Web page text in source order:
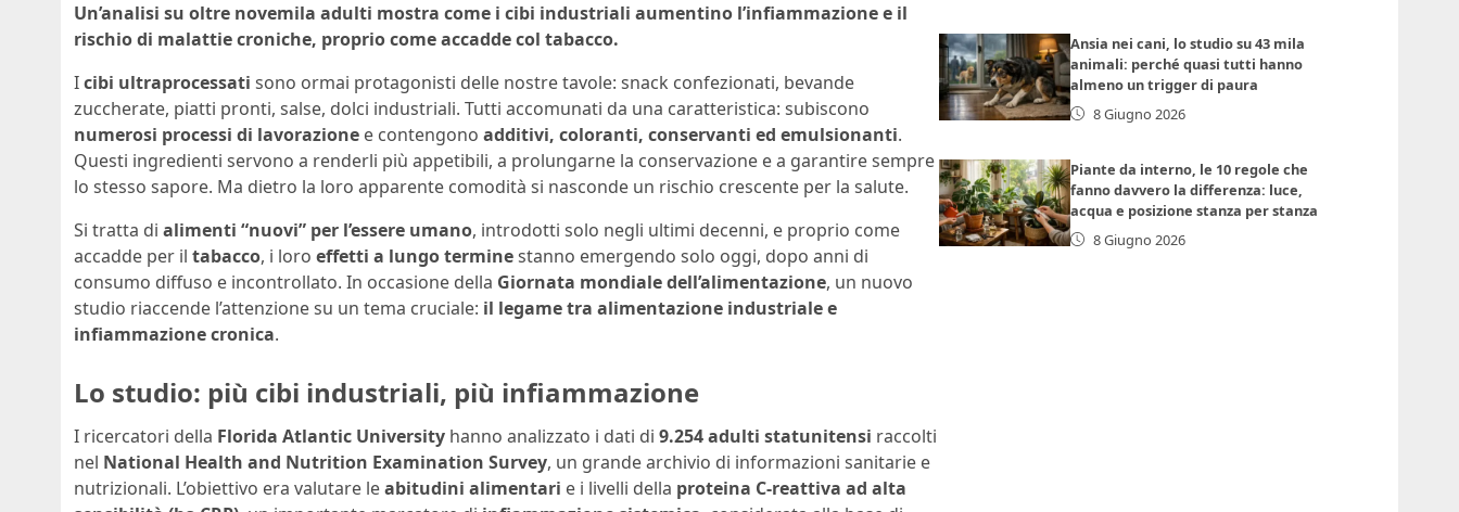
Un’analisi su oltre novemila adulti mostra come i cibi industriali aumentino l’infiammazione e il
rischio di malattie croniche, proprio come accadde col tabacco.
Icibi ultraprocessati sono ormai protagonisti delle nostre tavole: snack confezionati, bevande
zuccherate, piatti pronti, salse, dolci industriali. Tutti accomunati da una caratteristica: subiscono
numerosi processi di lavorazione e contengono additivi, coloranti, conservanti ed emulsionanti.
Questi ingredienti servono a renderli più appetibili, a prolungarne la conservazione e a garantire sempre
lo stesso sapore. Ma dietro la loro apparente comodità si nasconde un rischio crescente per la salute.
Si tratta di alimenti “nuovi” per l’essere umano, introdotti solo negli ultimi decenni, e proprio come
accadde per il tabacco, i loro effetti a lungo terminestanno emergendo solo oggi, dopo anni di
consumo diffuso e incontrollato. In occasione della Giornata mondiale dell’alimentazione, un nuovo
studio riaccende l’attenzione su un tema cruciale: il legame tra alimentazione industriale e
infiammazione cronica.
Lo studio: più cibi industriali, più infiammazione
I ricercatori della Florida Atlantic University hanno analizzato i dati di 9.254 adulti statunitensi raccolti
nel National Health and Nutrition Examination Survey, un grande archivio di informazioni sanitarie e
nutrizionali. L’obiettivo era valutare leabitudini alimentari e i livelli della proteina C-reattiva ad alta
Ansia nei cani, lo studio su 43 mila
animali: perché quasi tutti hanno
almeno un trigger di paura
8 Giugno 2026
Piante da interno, le 10 regole che
fanno davvero la differenza: luce,
acqua e posizione stanza per stanza
8 Giugno 2026